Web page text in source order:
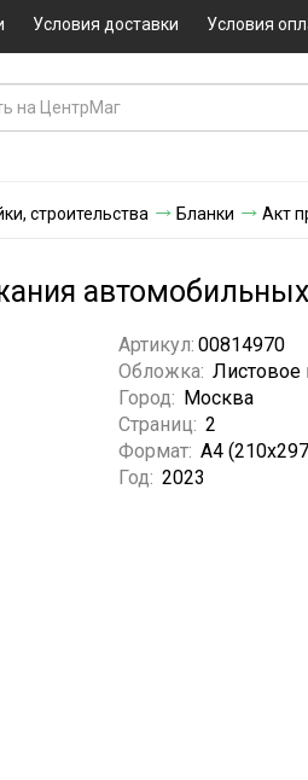
Условия доставки Условия
строительства Бланки Акт
Артикул: 00814970
Обложка: Листовое
Город: Москва
Страниц: 2
Формат: А4
Год: 2023